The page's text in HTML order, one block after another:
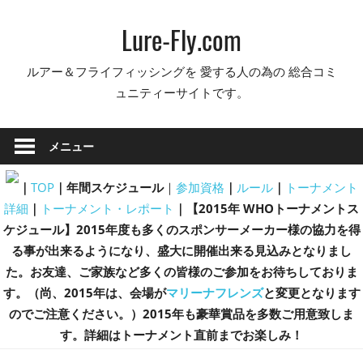
ッ
プ
Lure-Fly.com
ルアー＆フライフィッシングを 愛する人の為の 総合コミ
ュニティーサイトです。
メニュー
｜ TOP｜年間スケジュール｜ 参加資格 ｜ ルール｜ トーナメント
詳細 ｜ トーナメント・レポート ｜
【2015年 WHOトーナメントス
ケジュール】2015年度も多くのスポンサーメーカー様の協力を得
る事が出来るようになり、盛大に開催出来る見込みとなりまし
た。お友達、ご家族など多くの皆様のご参加をお待ちしておりま
す。（尚、2015年は、会場がマリーナフレンズと変更となります
のでご注意ください。）2015年も豪華賞品を多数ご用意致しま
す。詳細はトーナメント直前までお楽しみ！